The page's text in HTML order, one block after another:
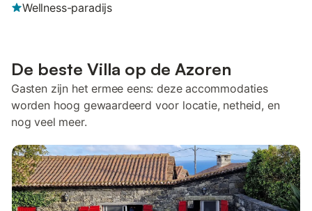
Wellness-paradijs
De beste Villa op de Azoren
Gasten zijn het ermee eens: deze accommodaties
worden hoog gewaardeerd voor locatie, netheid, en
nog veel meer.